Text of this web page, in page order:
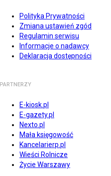
Polityka Prywatności
Zmiana ustawień zgód
Regulamin serwisu
Informacje o nadawcy
Deklaracja dostępności
PARTNERZY
E-kiosk.pl
E-gazety.pl
Nexto.pl
Mała księgowość
Kancelarierp.pl
Wieści Rolnicze
Życie Warszawy